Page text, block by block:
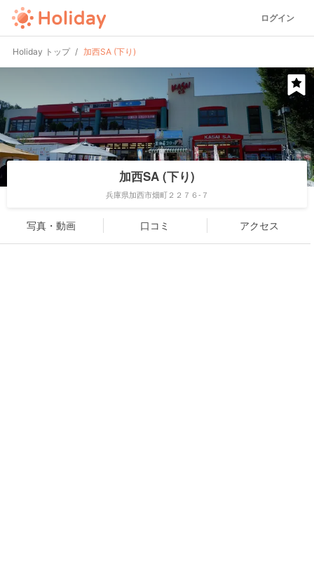
ログイン
Holiday トップ 加西SA (下り)
加西SA (下り)
兵庫県加西市畑町２２７６-７
写真・動画 口コミ アクセス